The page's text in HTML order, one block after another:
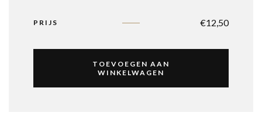
PRIJS €12,50
TOEVOEGEN AAN
WINKELWAGEN